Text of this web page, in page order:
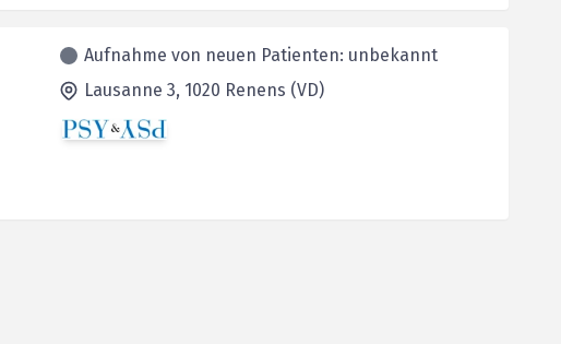
Aufnahme von neuen Patienten: unbekannt
Lausanne 3, 1020 Renens (VD)